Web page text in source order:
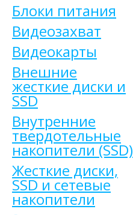
Блоки питания
Видеозахват
Видеокарты
Внешние
жесткие диски и
SSD
Внутренние
твердотельные
накопители (SSD)
Жесткие диски,
SSD и сетевые
накопители